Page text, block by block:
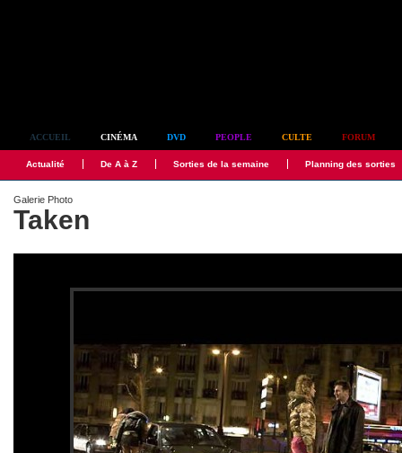
ACCUEIL CINÉMA DVD PEOPLE CULTE FORUM
Actualité De A à Z Sorties de la semaine Planning des sorties
Galerie Photo
Taken